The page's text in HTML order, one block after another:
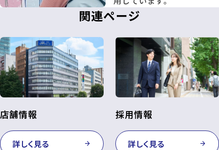
関連ページ
店舗情報
詳しく見る arrow_forward
採用情報
詳しく見る arrow_forward